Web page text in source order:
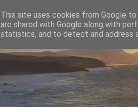
This site uses cookies from Google
are shared with Google along with
statistics, and to detect and address